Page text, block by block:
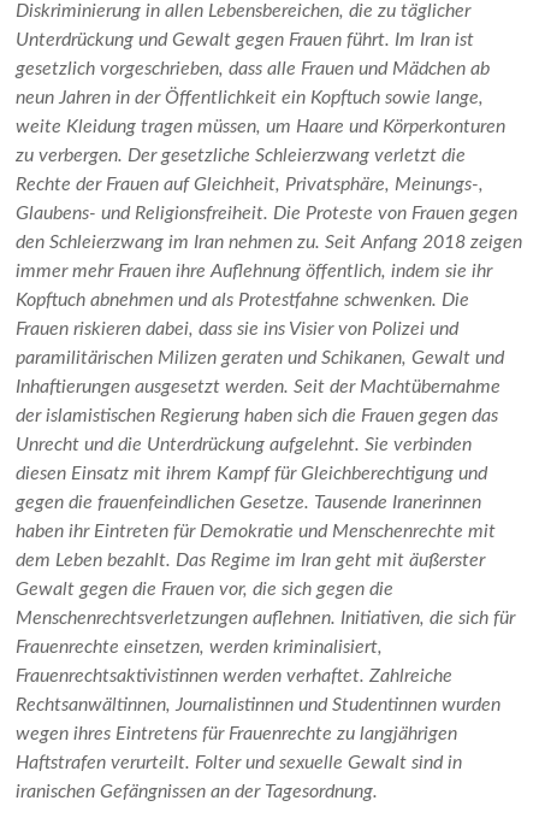
Diskriminierung in allen Lebensbereichen, die zu täglicher
Unterdrückung und Gewalt gegen Frauen führt. Im Iran ist
gesetzlich vorgeschrieben, dass alle Frauen und Mädchen ab
neun Jahren in der Öffentlichkeit ein Kopftuch sowie lange,
weite Kleidung tragen müssen, um Haare und Körperkonturen
zu verbergen. Der gesetzliche Schleierzwang verletzt die
Rechte der Frauen auf Gleichheit, Privatsphäre, Meinungs-,
Glaubens- und Religionsfreiheit. Die Proteste von Frauen gegen
den Schleierzwang im Iran nehmen zu. Seit Anfang 2018 zeigen
immer mehr Frauen ihre Auflehnung öffentlich, indem sie ihr
Kopftuch abnehmen und als Protestfahne schwenken. Die
Frauen riskieren dabei, dass sie ins Visier von Polizei und
paramilitärischen Milizen geraten und Schikanen, Gewalt und
Inhaftierungen ausgesetzt werden. Seit der Machtübernahme
der islamistischen Regierung haben sich die Frauen gegen das
Unrecht und die Unterdrückung aufgelehnt. Sie verbinden
diesen Einsatz mit ihrem Kampf für Gleichberechtigung und
gegen die frauenfeindlichen Gesetze. Tausende Iranerinnen
haben ihr Eintreten für Demokratie und Menschenrechte mit
dem Leben bezahlt. Das Regime im Iran geht mit äußerster
Gewalt gegen die Frauen vor, die sich gegen die
Menschenrechtsverletzungen auflehnen. Initiativen, die sich für
Frauenrechte einsetzen, werden kriminalisiert,
Frauenrechtsaktivistinnen werden verhaftet. Zahlreiche
Rechtsanwältinnen, Journalistinnen und Studentinnen wurden
wegen ihres Eintretens für Frauenrechte zu langjährigen
Haftstrafen verurteilt. Folter und sexuelle Gewalt sind in
iranischen Gefängnissen an der Tagesordnung.